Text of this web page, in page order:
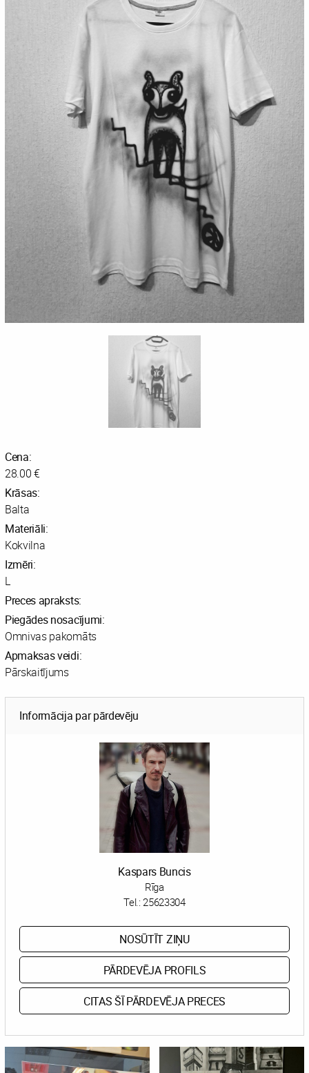
Cena:
28.00 €
Krāsas:
Balta
Materiāli:
Kokvilna
Izmēri:
L
Preces apraksts:
Piegādes nosacījumi:
Omnivas pakomāts
Apmaksas veidi:
Pārskaitījums
Informācija par pārdevēju
Kaspars Buncis
Rīga
Tel.:25623304
NOSŪTĪT ZIŅU
PĀRDEVĒJA PROFILS
CITAS ŠĪ PĀRDEVĒJA PRECES